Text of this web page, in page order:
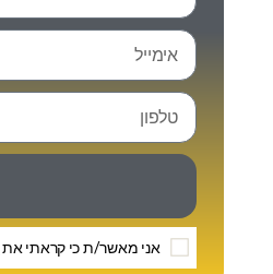
אני מאשר/ת כי קראתי את